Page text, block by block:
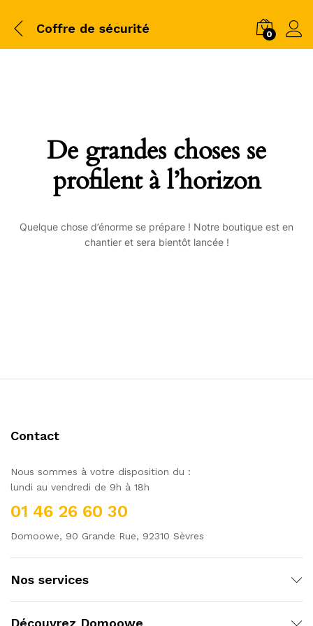
Coffre de sécurité 0
De grandes choses se
profilent à l’horizon
Quelque chose d’énorme se prépare ! Notre boutique est en
chantier et sera bientôt lancée !
Contact
Nous sommes à votre disposition du :
lundi au vendredi de 9h à 18h
01 46 26 60 30
Domoowe, 90 Grande Rue, 92310 Sèvres
Nos services
Découvrez Domoowe